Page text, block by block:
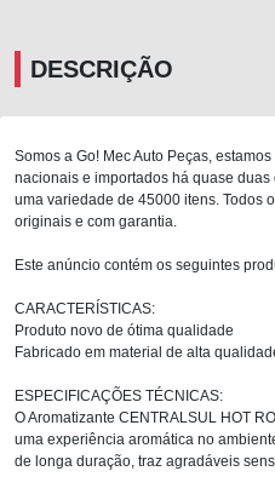
DESCRIÇÃO
Somos a Go! Mec Auto Peças,
nacionais e importados há quase
uma variedade de 45000 itens. Todos
originais e com garantia.
Este anúncio contém os seguintes
CARACTERÍSTICAS:
Produto novo de ótima qualidade
Fabricado em material de alta
ESPECIFICAÇÕES TÉCNICAS:
O Aromatizante CENTRALSUL HOT
uma experiência aromática no
de longa duração, traz agradáveis